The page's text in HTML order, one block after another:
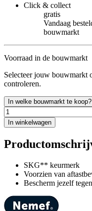
Click & collect
gratis
Vandaag
bouwmarkt
Voorraad in de bouwmarkt
Selecteer jouw bouwmarkt
controleren.
In welke bouwmarkt te koop?
In winkelwagen
SKG** keurmerk
Voorzien van
Bescherm jezelf